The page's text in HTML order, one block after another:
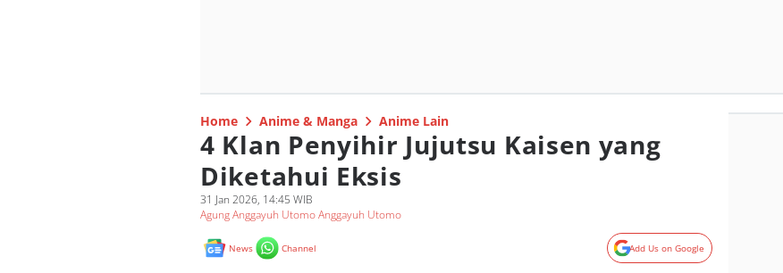
Home Anime & Manga Anime Lain
4 Klan Penyihir Jujutsu Kaisen yang
Diketahui Eksis
31 Jan 2026, 14:45 WIB
Agung Anggayuh Utomo Anggayuh Utomo
News Channel Add Us on Google